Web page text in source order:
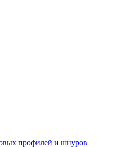
профилей и шнуров